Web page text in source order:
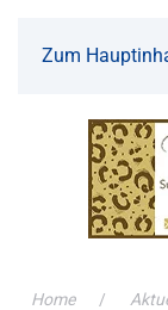
Zum
Home